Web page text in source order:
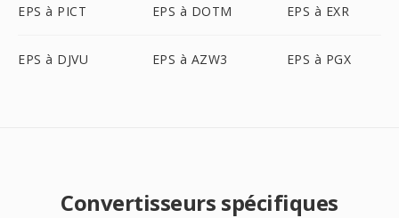
EPS à PICT EPS à DOTM EPS à EXR
EPS à DJVU EPS à AZW3 EPS à PGX
Convertisseurs spécifiques